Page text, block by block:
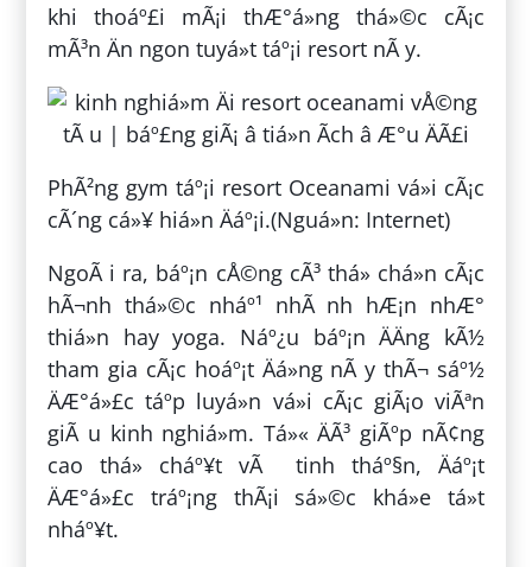
khi thoáº£i mÃ¡i thÆ°á»ng thá»©c cÃ¡c
mÃ³n Än ngon tuyá»t táº¡i resort nÃ y.
PhÃ²ng gym táº¡i resort Oceanami vá»i cÃ¡c
cÃ´ng cá»¥ hiá»n Äáº¡i.(Nguá»n: Internet)
NgoÃ i ra, báº¡n cÅ©ng cÃ³ thá» chá»n cÃ¡c
hÃ¬nh thá»©c nháº¹ nhÃ nh hÆ¡n nhÆ°
thiá»n hay yoga. Náº¿u báº¡n ÄÄng kÃ½
tham gia cÃ¡c hoáº¡t Äá»ng nÃ y thÃ¬ sáº½
ÄÆ°á»£c táº­p luyá»n vá»i cÃ¡c giÃ¡o viÃªn
giÃ u kinh nghiá»m. Tá»« ÄÃ³ giÃºp nÃ¢ng
cao thá» cháº¥t vÃ tinh tháº§n, Äáº¡t
ÄÆ°á»£c tráº¡ng thÃ¡i sá»©c khá»e tá»t
nháº¥t.